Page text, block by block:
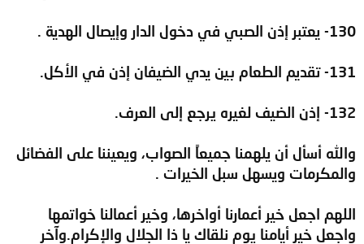
130- يعتبر إذن الصبي في دخول الدار وإيصال الهدية .
131- تقديم الطعام بين يدي الضيفان إذن في الأكل.
132- إذن الضيف لغيره يرجع إلى العرف.
والله أسأل أن يلهمنا جميعاً الصواب، ويعيننا على الفضائل
والمكرمات ويسهل سبل الخيرات .
اللهم اجعل خير أعمارنا أواخرها، وخير أعمالنا خواتمها
واجعل خير أيامنا يوم نلقاك يا ذا الجلال والإكرام.وآخر